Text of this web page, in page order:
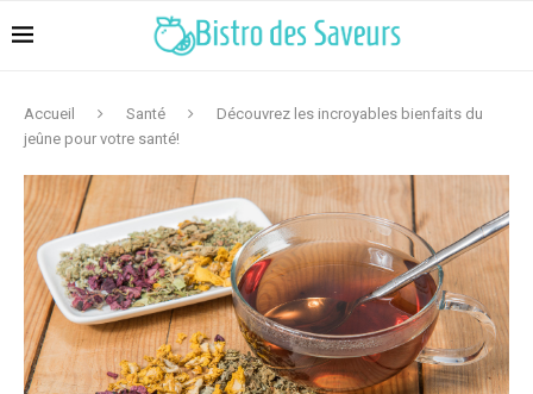
Accueil Santé
Découvrez les incroyables bienfaits du
jeûne pour votre santé!